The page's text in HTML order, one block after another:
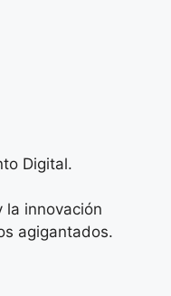
Digital.
la innovación
agigantados.